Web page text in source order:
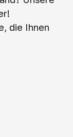
die Ihnen